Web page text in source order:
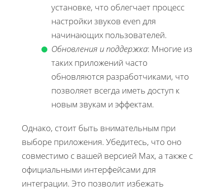
установке, что облегчает процесс
настройки звуков even для
начинающих пользователей.
Обновления и поддержка: Многие из
таких приложений часто
обновляются разработчиками, что
позволяет всегда иметь доступ к
новым звукам и эффектам.
Однако, стоит быть внимательным при
выборе приложения. Убедитесь, что оно
совместимо с вашей версией Max, а также с
официальными интерфейсами для
интеграции. Это позволит избежать